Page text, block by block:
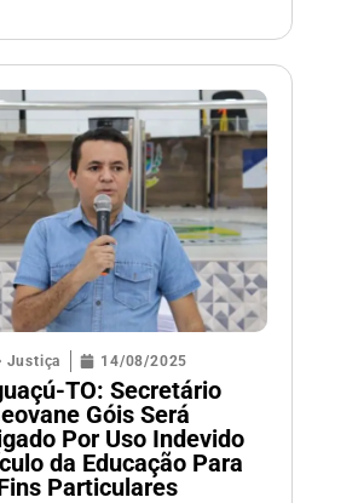
Justiça 14/08/2025
TO: Secretário
Góis Será
Por Uso Indevido
da Educação Para
Particulares